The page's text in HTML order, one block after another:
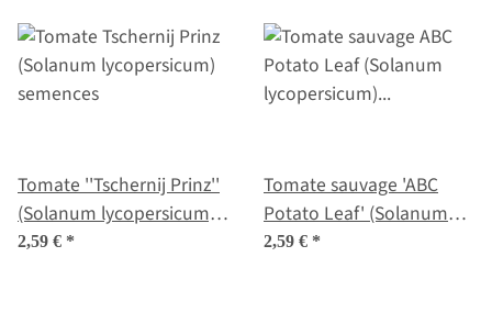
Tomate ''Tschernij Prinz''
(Solanum lycopersicum)
semences
2,59 € *
Tomate sauvage 'ABC
Potato Leaf' (Solanum
lycopersicum) graines
2,59 € *